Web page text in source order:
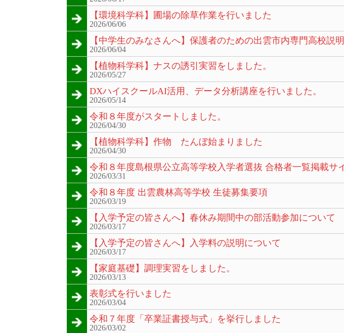
【環境科学科】圃場の除草作業を行いました
2026/06/06
【中学生のみなさんへ】保護者のための出雲市内専門高校
2026/06/04
【植物科学科】ナスの誘引実習をしました。
2026/05/27
DXハイスクールAI活用、データ分析講座を行いました。
2026/05/14
令和８年度がスタートしました。
2026/04/30
【植物科学科】作物 たんぼ始まりました
2026/04/30
令和８年度島根県公立高等学校入学者選抜 合格者一覧掲載サ
2026/03/31
令和８年度 出雲農林高等学校 生徒募集要項
2026/03/19
【入学予定の皆さんへ】春休み期間中の部活動参加について
2026/03/17
【入学予定の皆さんへ】入学料の説明について
2026/03/17
【家庭基礎】調理実習をしました。
2026/03/13
表彰式を行いました
2026/03/04
令和７年度「卒業証書授与式」を挙行しました
2026/03/02